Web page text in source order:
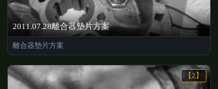
2011.07.28離合器墊片方案
離合器墊片方案
【2】